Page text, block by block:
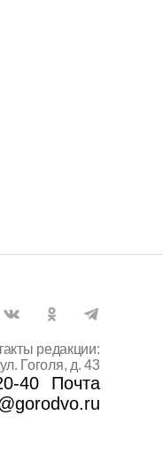
редакции:
Гоголя, д. 43
40
Почта